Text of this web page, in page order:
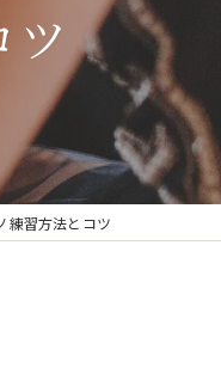
練習方法とコツ